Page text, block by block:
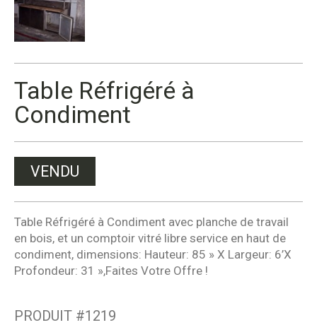
Table Réfrigéré à
Condiment
VENDU
Table Réfrigéré à Condiment avec planche de travail
en bois, et un comptoir vitré libre service en haut de
condiment, dimensions: Hauteur: 85 » X Largeur: 6’X
Profondeur: 31 »,Faites Votre Offre !
PRODUIT #1219